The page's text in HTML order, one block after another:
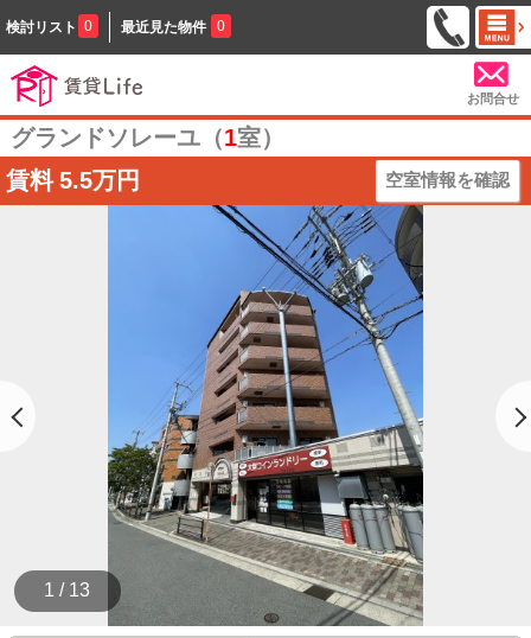
検討リスト 0 最近見た物件 0
お問合せ
グランドソレーユ（1室）
賃料 5.5万円 空室情報を確認
1 / 13